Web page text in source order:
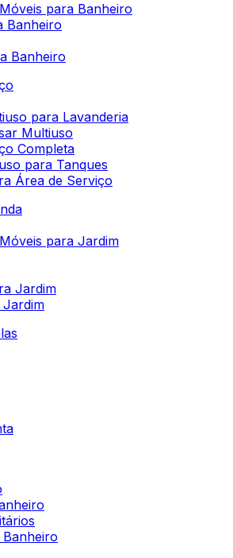
para Banheiro
Banheiro
Banheiro
para Lavanderia
Multiuso
Completa
para Tanques
Área de Serviço
para Jardim
Jardim
Jardim